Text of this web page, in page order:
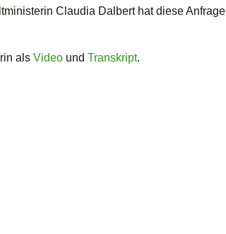
Claudia Dalbert hat diese Anfrage
als Video und Transkript.